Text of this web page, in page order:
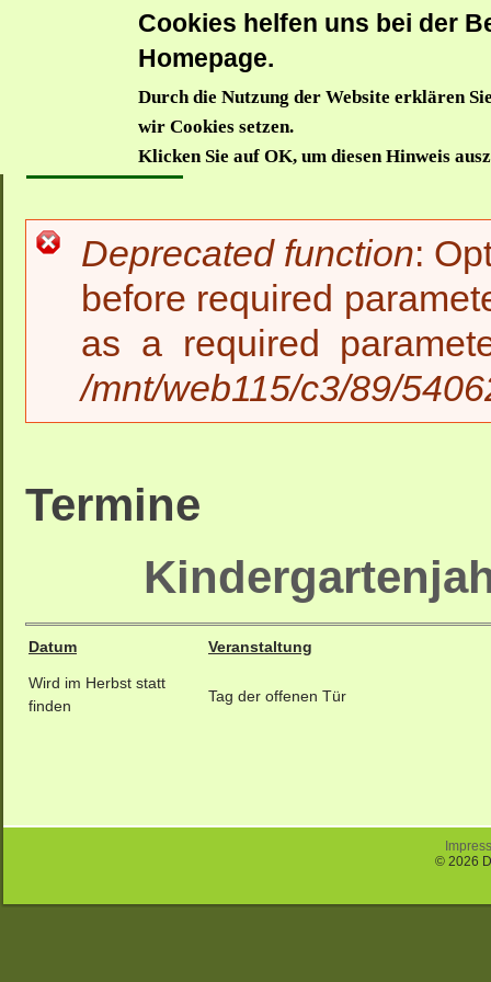
Cookies helfen uns bei der
Homepage.
Durch die Nutzung der Website erklären
wir Cookies setzen.
Klicken Sie auf OK, um diesen Hinweis
Trägerverein Waldkindergarten
Startseite >>Aktuelles >>
Fehlermeldung
Deprecated function:
before required
as a required
/mnt/web115/c3/89/
Termine
Datum Veranstaltung
Wird im Herbst statt
finden
Tag der offenen Tür
© 2026